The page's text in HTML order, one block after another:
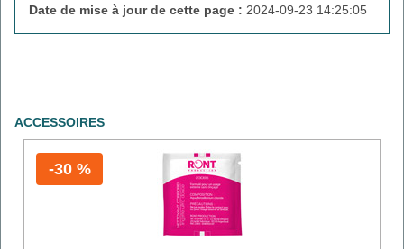
Date de mise à jour de cette page : 2024-09-23 14:25:05
ACCESSOIRES
-30 %